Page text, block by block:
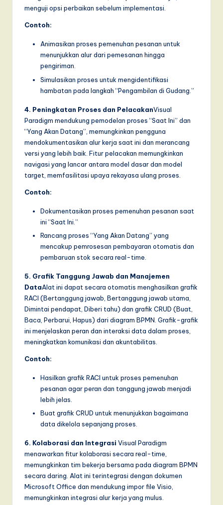
menguji opsi perbaikan sebelum implementasi.
Contoh:
Animasikan proses pemenuhan pesanan untuk
menunjukkan alur dari pemesanan hingga
pengiriman.
Simulasikan proses untuk mengidentifikasi
hambatan pada langkah “Pengambilan di Gudang.”
4. Peningkatan Proses dan PelacakanVisual
Paradigm mendukung pemodelan proses “Saat Ini” dan
“Yang Akan Datang”, memungkinkan pengguna
mendokumentasikan alur kerja saat ini dan merancang
versi yang lebih baik. Fitur pelacakan memungkinkan
navigasi yang lancar antara model dasar dan model
target, memfasilitasi upaya rekayasa ulang proses.
Contoh:
Dokumentasikan proses pemenuhan pesanan saat
ini “Saat Ini.”
Rancang proses “Yang Akan Datang” yang
mencakup pemrosesan pembayaran otomatis dan
pembaruan stok secara real-time.
5. Grafik Tanggung Jawab dan Manajemen
DataAlat ini dapat secara otomatis menghasilkan grafik
RACI (Bertanggung jawab, Bertanggung jawab utama,
Dimintai pendapat, Diberi tahu) dan grafik CRUD (Buat,
Baca, Perbarui, Hapus) dari diagram BPMN. Grafik-grafik
ini menjelaskan peran dan interaksi data dalam proses,
meningkatkan komunikasi dan akuntabilitas.
Contoh:
Hasilkan grafik RACI untuk proses pemenuhan
pesanan agar peran dan tanggung jawab menjadi
lebih jelas.
Buat grafik CRUD untuk menunjukkan bagaimana
data dikelola sepanjang proses.
6. Kolaborasi dan Integrasi Visual Paradigm
menawarkan fitur kolaborasi secara real-time,
memungkinkan tim bekerja bersama pada diagram BPMN
secara daring. Alat ini terintegrasi dengan dokumen
Microsoft Office dan mendukung impor file Visio,
memungkinkan integrasi alur kerja yang mulus.